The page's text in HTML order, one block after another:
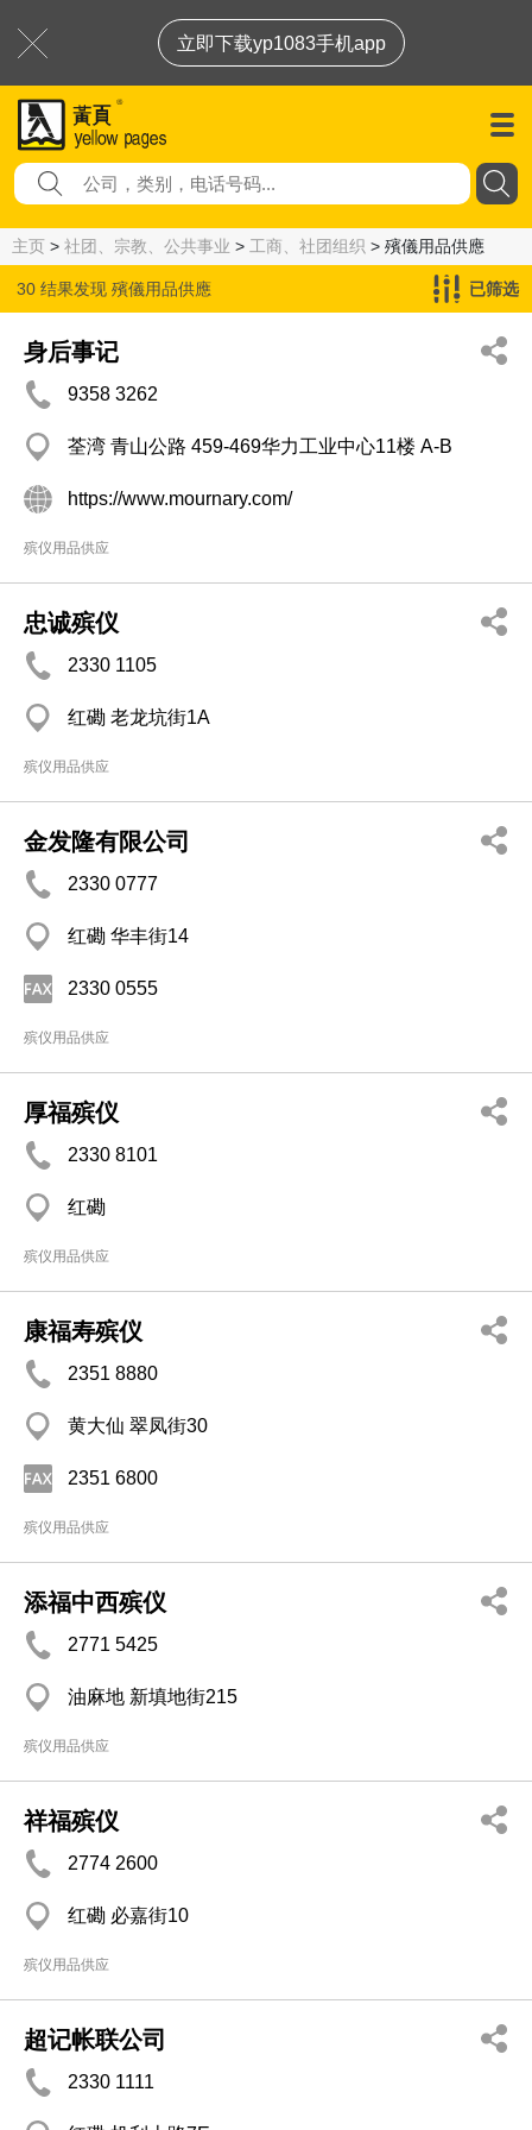
立即下载yp1083手机app
主页 > 社团、宗教、公共事业 > 工商、社团组织 > 殯儀用品供應
30 结果发现 殯儀用品供應 已筛选
身后事记
9358 3262
荃湾 青山公路 459-469华力工业中心11楼 A-B
https://www.mournary.com/
殡仪用品供应
忠诚殡仪
2330 1105
红磡 老龙坑街1A
殡仪用品供应
金发隆有限公司
2330 0777
红磡 华丰街14
2330 0555
殡仪用品供应
厚福殡仪
2330 8101
红磡
殡仪用品供应
康福寿殡仪
2351 8880
黄大仙 翠凤街30
2351 6800
殡仪用品供应
添福中西殡仪
2771 5425
油麻地 新填地街215
殡仪用品供应
祥福殡仪
2774 2600
红磡 必嘉街10
殡仪用品供应
超记帐联公司
2330 1111